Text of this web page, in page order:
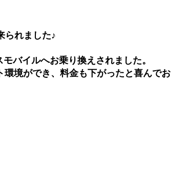
られました♪
バイルへお乗り換えされました。
境ができ、料金も下がったと喜んでお